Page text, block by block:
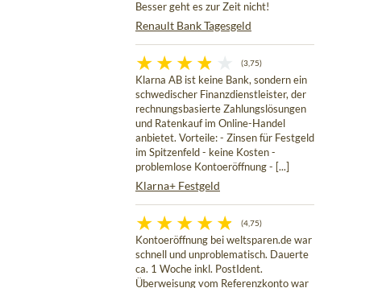
Besser geht es zur Zeit nicht!
Renault Bank Tagesgeld
(3,75)
Klarna AB ist keine Bank, sondern ein
schwedischer Finanzdienstleister, der
rechnungsbasierte Zahlungslösungen
und Ratenkauf im Online-Handel
anbietet. Vorteile: - Zinsen für Festgeld
im Spitzenfeld - keine Kosten -
problemlose Kontoeröffnung - [...]
Klarna+ Festgeld
(4,75)
Kontoeröffnung bei weltsparen.de war
schnell und unproblematisch. Dauerte
ca. 1 Woche inkl. PostIdent.
Überweisung vom Referenzkonto war